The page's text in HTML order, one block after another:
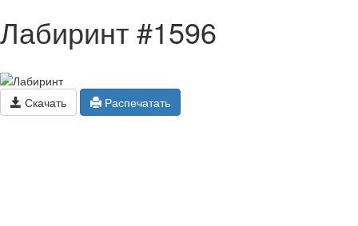
Лабиринт #1596
Скачать Распечатать